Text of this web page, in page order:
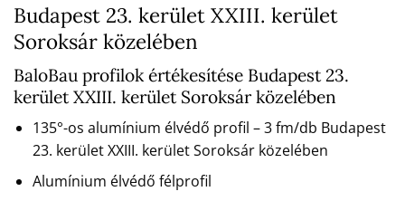
Budapest 23. kerület XXIII. kerület
Soroksár közelében
BaloBau profilok értékesítése Budapest 23.
kerület XXIII. kerület Soroksár közelében
135°-os alumínium élvédő profil – 3 fm/db Budapest
23. kerület XXIII. kerület Soroksár közelében
Alumínium élvédő félprofil